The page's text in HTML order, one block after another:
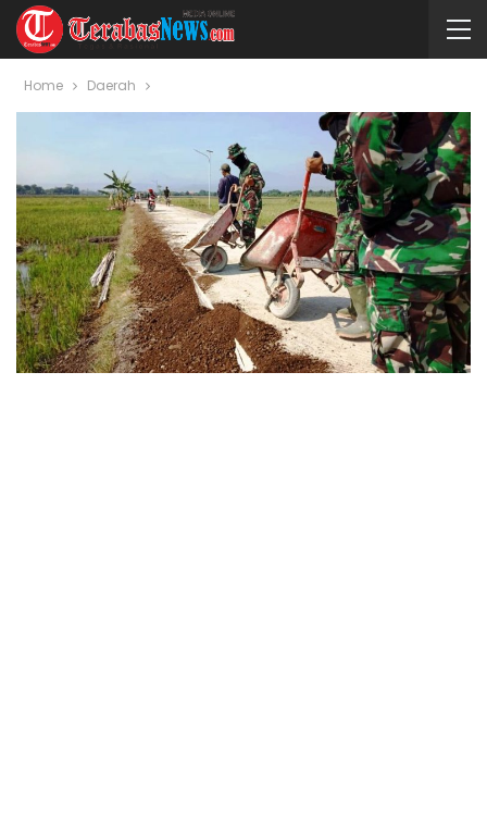
Home Daerah